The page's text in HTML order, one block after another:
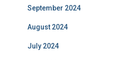
September 2024
August 2024
July 2024